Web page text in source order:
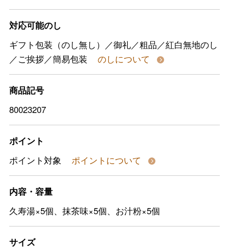
対応可能のし
ギフト包装（のし無し）／御礼／粗品／紅白無地のし
／ご挨拶／簡易包装
のしについて
商品記号
80023207
ポイント
ポイント対象
ポイントについて
内容・容量
久寿湯×5個、抹茶味×5個、お汁粉×5個
サイズ